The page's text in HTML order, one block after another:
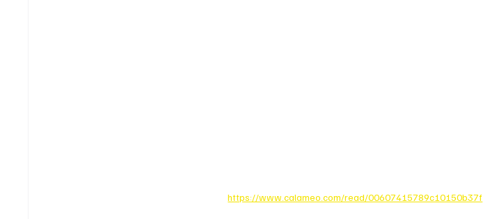
https://www.calameo.com/read/00607415789c10150b37f